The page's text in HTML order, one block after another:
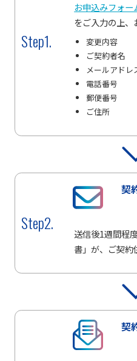
Step1.
お申込みフォー
をご入力の上、
変更内容
ご契約者名
メールアドレ
電話番号
郵便番号
ご住所
Step2.
契
送信後1週間程
書」が、ご契約
契